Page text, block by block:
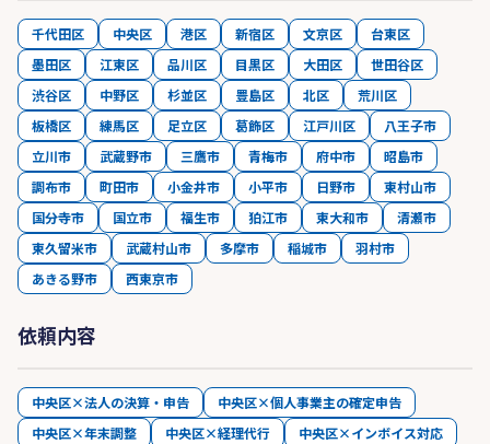
千代田区 中央区 港区 新宿区 文京区
台東区
墨田区
江東区 品川区 目黒区 大田区
世田谷区
渋谷区
中野区 杉並区 豊島区 北区
荒川区
板橋区
練馬区 足立区 葛飾区 江戸川区
八王子市
立川市
武蔵野市 三鷹市 青梅市 府中市
昭島市
調布市
町田市 小金井市 小平市 日野市
東村山市
国分寺市
国立市 福生市 狛江市 東大和市
清瀬市
東久留米市
武蔵村山市 多摩市 稲城市
羽村市
あきる野市
西東京市
依頼内容
中央区×法人の決算・申告
中央区×個人事業主の確定申告
中央区×年末調整
中央区×経理代行
中央区×インボイス対応